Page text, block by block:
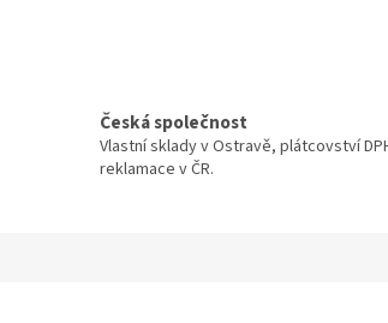
Česká společnost
Vlastní sklady v Ostravě, plátcovství
reklamace v ČR.